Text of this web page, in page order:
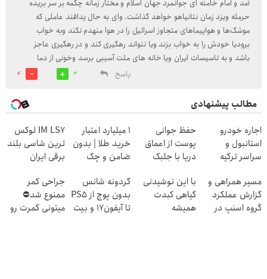
آمد و امام خامنه ای جوانمرد جهان اسلام و مختار زمانه چکمه بر سر بریده
حرمله ویزد زمان نتانیاهو خواهد گذاشت. وای به حال پدافند عاملی که
موشک‌ها و هواپیماهای متجاوز اسرائیل را در هوا منهدم نکند وبه خواب
برودیا خودش را به خواب بزند ویا نتواند رهگیری کند و در رهگیری عاجز
باشد و به تاسیسات ایران ویا خانه های ملت آسیبی برسد وخونی از دما
پاسخ
3
4
مطالب پیشنهادی
اجاره خودرو
استانبول و
سراسر ترکیه
حفظ جوانی
پوست از اعماق
دریا با جلبک
۱ میلیارد اعتبار
خرید طلا | بدون
ضامن و چک
IM LS7 لوکس
ترین شاسی بلند
برقی ایران
مسیر همراهی و
گزارش عملکرد
گروه اسنپ در
با این نوشیدنی
گیاهی کبدت
همیشه
گردونه شانس
بدون پوچ از PS5
تا آیفون17 و بیت
جراحی کمر
ممنوع شد⛔
میتونی کمرت رو